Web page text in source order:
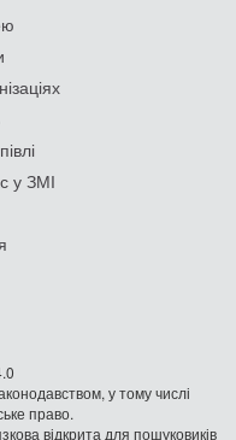
у ЗМІ
у тому числі
право.
відкрита для пошуковиків